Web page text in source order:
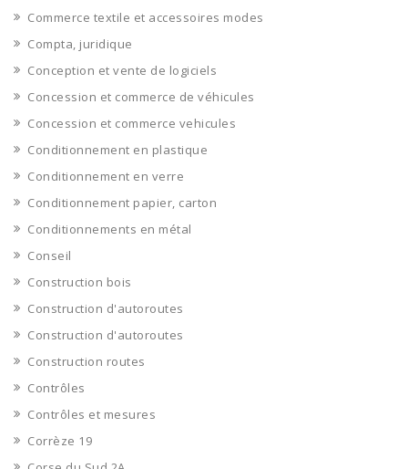
Commerce textile et accessoires modes
Compta, juridique
Conception et vente de logiciels
Concession et commerce de véhicules
Concession et commerce vehicules
Conditionnement en plastique
Conditionnement en verre
Conditionnement papier, carton
Conditionnements en métal
Conseil
Construction bois
Construction d'autoroutes
Construction d'autoroutes
Construction routes
Contrôles
Contrôles et mesures
Corrèze 19